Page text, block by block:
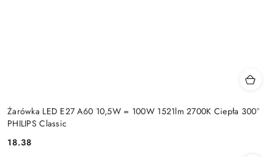
Żarówka LED E27 A60 10,5W = 100W 1521lm 2700K Ciepła 300°
PHILIPS Classic
Cena:
18.38